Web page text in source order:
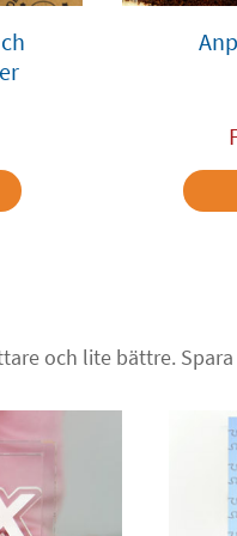
och lite bättre.